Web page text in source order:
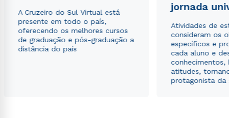
A Cruzeiro do Sul Virtual está
presente em todo o país,
oferecendo os melhores cursos
de graduação e pós-graduação a
distância do país
jornada
Atividades de
consideram os
específicos e
cada aluno e
conhecimentos,
atitudes,
protagonista da